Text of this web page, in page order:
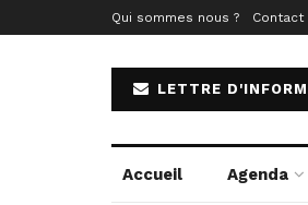
Qui sommes nous ? Contact
LETTRE
Accueil Agenda